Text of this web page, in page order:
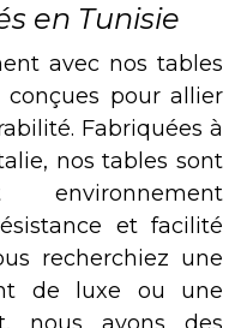
en Tunisie
avec nos tables
pour allier
Fabriquées à
nos tables sont
et facilité
recherchiez une
de luxe ou une